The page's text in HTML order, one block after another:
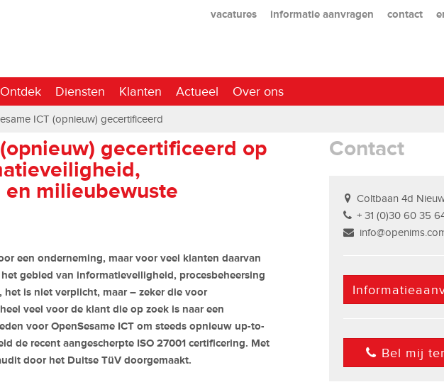
vacatures informatie aanvragen contact
Ontdek Diensten Klanten Actueel Over ons
ICT (opnieuw) gecertificeerd
gecertificeerd op
milieubewuste
een onderneming, maar voor veel klanten daarvan
gebied van informatieveiligheid, procesbeheersing
is niet verplicht, maar – zeker die voor
veel voor de klant die op zoek is naar een
voor OpenSesame ICT om steeds opnieuw up-to-
de recent aangescherpte ISO 27001 certificering. Met
door het Duitse TüV doorgemaakt.
Contact
Coltbaan 4d
+ 31 (0)30 60 35
Bel mij